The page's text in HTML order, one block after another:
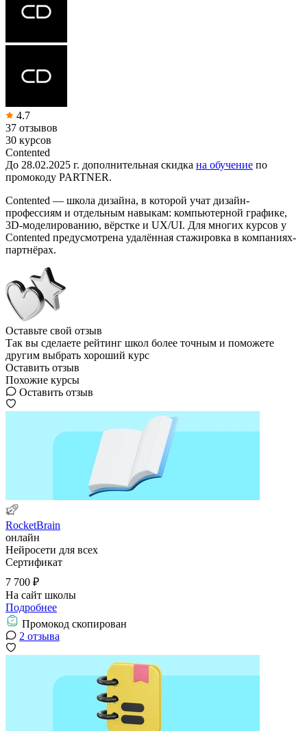
4.7
37 отзывов
30 курсов
Contented
До 28.02.2025 г. дополнительная скидка на обучение по
промокоду PARTNER.
Contented — школа дизайна, в которой учат дизайн-
профессиям и отдельным навыкам: компьютерной графике,
3D-моделированию, вёрстке и UX/UI. Для многих курсов у
Contented предусмотрена удалённая стажировка в компаниях-
партнёрах.
Оставьте свой отзыв
Так вы сделаете рейтинг школ более точным и поможете
другим выбрать хороший курс
Оставить отзыв
Похожие курсы
Оставить отзыв
RocketBrain
онлайн
Нейросети для всех
Сертификат
7 700 ₽
На сайт школы
Подробнее
Промокод скопирован
2 отзыва